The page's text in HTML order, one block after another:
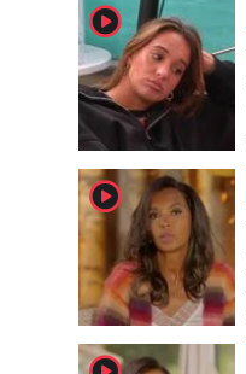
player2
player2